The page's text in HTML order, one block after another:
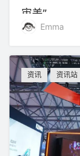
审美”
Emma
资讯 资讯站